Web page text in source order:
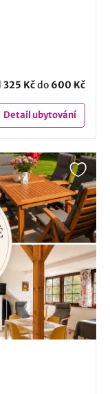
325 Kčdo 600 Kč
Detailubytování